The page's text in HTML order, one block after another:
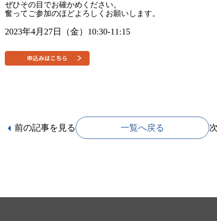
ぜひその目でお確かめください。
奮ってご参加のほどよろしくお願いします。
2023年4月27日（金）10:30-11:15
前の記事を見る 一覧へ戻る